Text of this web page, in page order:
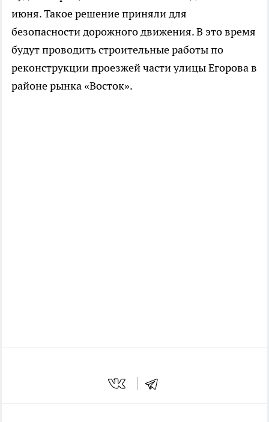
июня. Такое решение приняли для
безопасности дорожного движения. В это время
будут проводить строительные работы по
реконструкции проезжей части улицы Егорова в
районе рынка «Восток».